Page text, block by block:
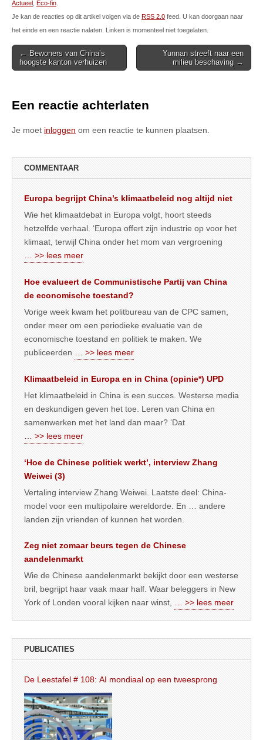
Actueel Eco-fin
Je kan de reacties op dit artikel volgen via de RSS 2.0 feed. U kan doorgaan naar
het einde en een reactie nalaten. Linken is momenteel niet toegelaten.
Post
navigation
← Bewoners van China’s
hoogste kanton verhuizen
Yunnan streeft naar een
milieu beschaving →
Een reactie achterlaten
Je moet inloggen om een reactie te kunnen plaatsen.
COMMENTAAR
Europa begrijpt China’s klimaatbeleid nog altijd niet
Wie het klimaatdebat in Europa volgt, hoort steeds
hetzelfde verhaal. ‘Europa offert zijn industrie op voor het
klimaat, terwijl China onder het mom van vergroening
… >> lees meer
Hoe evalueert de Communistische Partij van China
de economische toestand?
Vorige week kwam het politbureau van de CPC samen,
onder meer om een periodieke evaluatie van de
economische toestand en politiek te maken. We
publiceerden
… >> lees meer
Klimaatbeleid in Europa en in China (opinie*) UPD
Het klimaatbeleid in China is een succes. Westerse media
en deskundigen geven het toe. Leren van China en
samenwerken met het land dan maar? ‘Dat
… >> lees meer
‘Hoe de Chinese politiek werkt’, interview Zhang
Weiwei (3)
Vertaling interview Zhang Weiwei. Laatste deel: China-
model voor een multipolaire wereldorde. En … andere
landen zijn vrienden of kunnen het worden.
Zeg niet zomaar beurs tegen de Chinese
aandelenmarkt
Wie de Chinese aandelenmarkt bekijkt door een westerse
bril, begrijpt haar vaak maar half. Waar beleggers in New
York of Londen vooral kijken naar winst,
… >> lees meer
PUBLICATIES
De Leestafel # 108: AI mondiaal op een tweesprong